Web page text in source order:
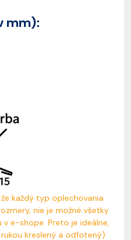
mm):
každý typ oplechovania
nie je možné všetky
e-shope. Preto je ideálne,
kreslený a odfotený)